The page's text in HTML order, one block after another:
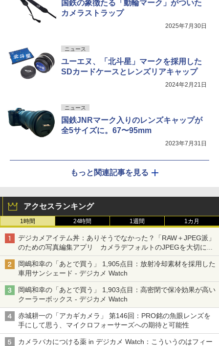
国鉄の象徴たる「動輪マーク」がついた
カメラストラップ
2025年7月30日
ニュース
ユーエヌ、「北斗星」マークを採用した
SDカードケースとレンズリアキャップ
2024年2月21日
ニュース
国鉄JNRマーク入りのレンズキャップが
全5サイズに。67〜95mm
2023年7月31日
もっと関連記事を見る
アクセスランキング
1時間 24時間 1週間 1カ月
デジカメアイテム丼：ありそうでなかった？「RAW＋JPEG派」
のための写真編集アプリ カメラデフォルトのJPEGを大切にす
る「Filmator」
岡嶋和幸の「あとで買う」 1,905点目：放射冷却素材を採用した
車用サンシェード - デジカメ Watch
岡嶋和幸の「あとで買う」 1,903点目：高密閉で保冷効果が高い
クーラーボックス - デジカメ Watch
赤城耕一の「アカギカメラ」 第146回：PRO銘の魚眼レンズを
手にして思う、マイクロフォーサーズへの期待と可能性
カメラバカにつける薬 in デジカメ Watch：こういうのはフィー